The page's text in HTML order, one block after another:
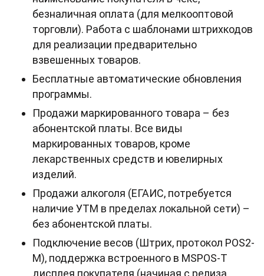
безналичная оплата (для мелкооптовой
торговли). Работа с шаблонами штрихкодов
для реализации предварительно
взвешенных товаров.
Бесплатные автоматические обновления
программы.
Продажи маркированного товара – без
абонентской платы. Все виды
маркированных товаров, кроме
лекарственных средств и ювелирных
изделий.
Продажи алкоголя (ЕГАИС, потребуется
наличие УТМ в пределах локальной сети) –
без абонентской платы.
Подключение весов (Штрих, протокол POS2-
M), поддержка встроенного в MSPOS-Т
дисплея покупателя (начиная с релиза